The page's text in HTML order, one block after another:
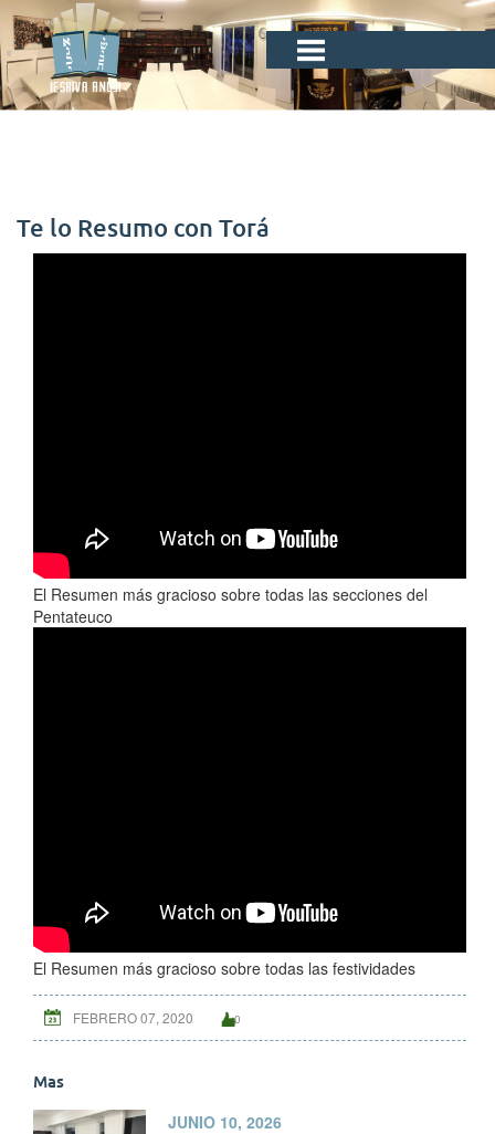
Te lo Resumo con Torá
El Resumen más gracioso sobre todas las secciones del
Pentateuco
El Resumen más gracioso sobre todas las festividades
FEBRERO 07, 2020 0
Mas
JUNIO 10, 2026